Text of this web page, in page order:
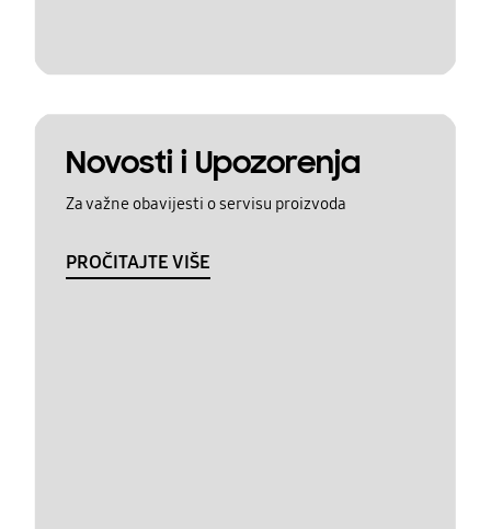
Novosti i Upozorenja
Za važne obavijesti o servisu proizvoda
PROČITAJTE VIŠE